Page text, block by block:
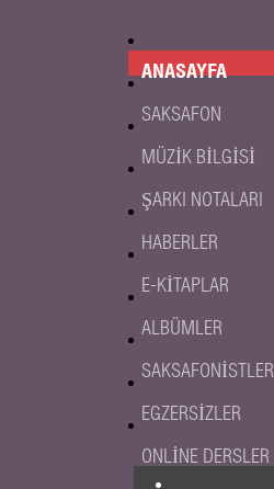
ANASAYFA
SAKSAFON
MÜZIK BILGISI
ŞARKI NOTALARI
HABERLER
E-KITAPLAR
ALBÜMLER
SAKSAFONISTLER
EGZERSIZLER
ONLINE DERSLER